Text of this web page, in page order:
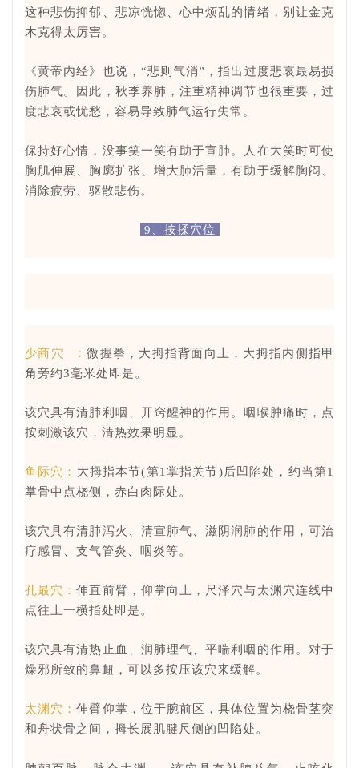
这种悲伤抑郁、悲凉恍惚、心中烦乱的情绪，别让金克
木克得太厉害。
《黄帝内经》也说，“悲则气消”，指出过度悲哀最易损
伤肺气。因此， 秋季养肺，注重精神调节也很重要，过
度悲哀或忧愁，容易导致肺气运行失常。
保持好心情，没事笑一笑有助于宣肺。人在大笑时可使
胸肌伸展、胸廓扩张、增大肺活量，有助于缓解胸闷、
消除疲劳、驱散悲伤。
9、按揉穴位
少商穴 ：微握拳，大拇指背面向上，大拇指内侧指甲
角旁约3毫米处即是。
该穴具有清肺利咽、开窍醒神的作用。咽喉肿痛时，点
按刺激该穴，清热效果明显。
鱼际穴： 大拇指本节(第1掌指关节)后凹陷处，约当第1
掌骨中点桡侧，赤白肉际处。
该穴具有清肺泻火、清宣肺气、滋阴润肺的作用，可治
疗感冒、支气管炎、咽炎等。
孔最穴：伸直前臂，仰掌向上，尺泽穴与太渊穴连线中
点往上一横指处即是。
该穴具有清热止血、润肺理气、平喘利咽的作用。对于
燥邪所致的鼻衄，可以多按压该穴来缓解。
太渊穴：伸臂仰掌，位于腕前区，具体位置为桡骨茎突
和舟状骨之间，拇长展肌腱尺侧的凹陷处。